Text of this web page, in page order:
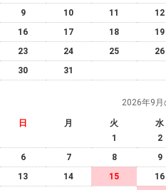
9
10 11 12
16
17 18 19
23
24 25 26
30
31
2026年9月
日 月 火 水
1
2
6
7 8 9
13
14 15 16